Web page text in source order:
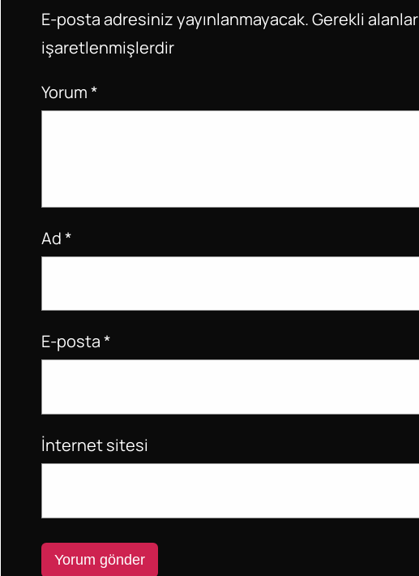
E-posta adresiniz yayınlanmayacak.Gerekli alanlar
işaretlenmişlerdir
Yorum*
Ad*
E-posta*
İnternet sitesi